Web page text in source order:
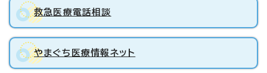
救急医療電話相談
やまぐち医療情報ネット